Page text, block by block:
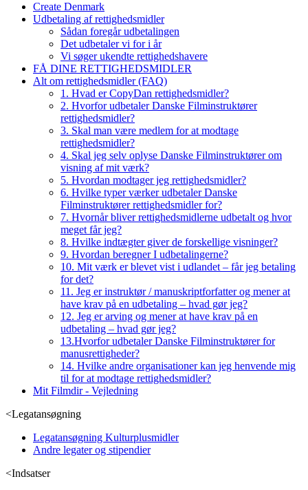
Create Denmark
Udbetaling af rettighedsmidler
Sådan foregår udbetalingen
Det udbetaler vi for i år
Vi søger ukendte rettighedshavere
FÅ DINE RETTIGHEDSMIDLER
Alt om rettighedsmidler (FAQ)
1. Hvad er CopyDan rettighedsmidler?
2. Hvorfor udbetaler Danske Filminstruktører
rettighedsmidler?
3. Skal man være medlem for at modtage
rettighedsmidler?
4. Skal jeg selv oplyse Danske Filminstruktører om
visning af mit værk?
5. Hvordan modtager jeg rettighedsmidler?
6. Hvilke typer værker udbetaler Danske
Filminstruktører rettighedsmidler for?
7. Hvornår bliver rettighedsmidlerne udbetalt og hvor
meget får jeg?
8. Hvilke indtægter giver de forskellige visninger?
9. Hvordan beregner I udbetalingerne?
10. Mit værk er blevet vist i udlandet – får jeg betaling
for det?
11. Jeg er instruktør / manuskriptforfatter og mener at
have krav på en udbetaling – hvad gør jeg?
12. Jeg er arving og mener at have krav på en
udbetaling – hvad gør jeg?
13.Hvorfor udbetaler Danske Filminstruktører for
manusrettigheder?
14. Hvilke andre organisationer kan jeg henvende mig
til for at modtage rettighedsmidler?
Mit Filmdir - Vejledning
<Legatansøgning
Legatansøgning Kulturplusmidler
Andre legater og stipendier
<Indsatser